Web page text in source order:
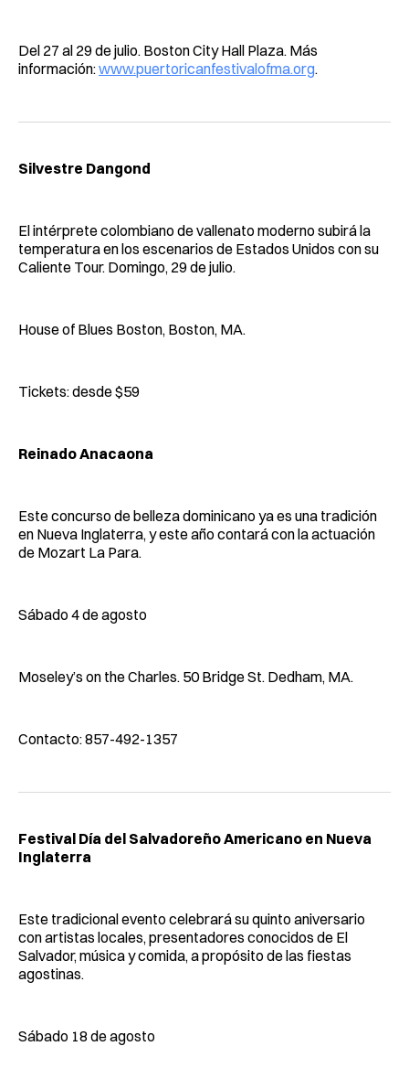
Del 27 al 29 de julio. Boston City Hall Plaza. Más
información:www.puertoricanfestivalofma.org.
Silvestre Dangond
El intérprete colombiano de vallenato moderno subirá la
temperatura en los escenarios de Estados Unidos con su
Caliente Tour. Domingo, 29 de julio.
House of Blues Boston, Boston, MA.
Tickets: desde $59
Reinado Anacaona
Este concurso de belleza dominicano ya es una tradición
en Nueva Inglaterra, y este año contará con la actuación
de Mozart La Para.
Sábado 4 de agosto
Moseley’s on the Charles. 50 Bridge St. Dedham, MA.
Contacto: 857-492-1357
Festival Día del Salvadoreño Americano en Nueva
Inglaterra
Este tradicional evento celebrará su quinto aniversario
con artistas locales, presentadores conocidos de El
Salvador, música y comida, a propósito de las fiestas
agostinas.
Sábado 18 de agosto